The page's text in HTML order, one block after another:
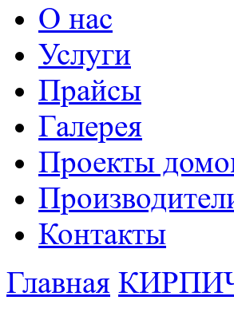
О нас
Услуги
Прайсы
Галерея
Проекты
Контакты
Главная